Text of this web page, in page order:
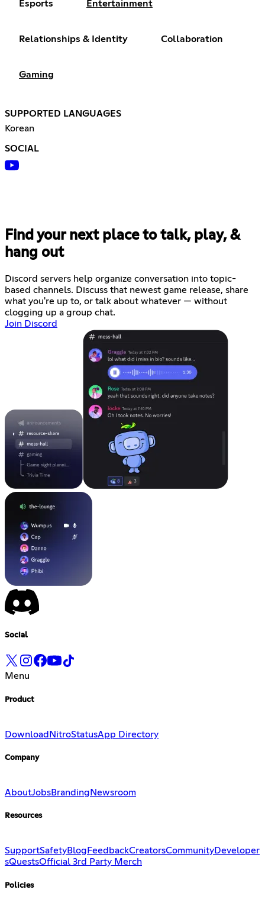
Esports Entertainment
Relationships & Identity Collaboration
Gaming
SUPPORTED LANGUAGES
Korean
SOCIAL
Find your next place to talk, play, &
hang out
Discord servers help organize conversation into topic-
based channels. Discuss that newest game release, share
what you're up to, or talk about whatever — without
clogging up a group chat.
Join Discord
Social
Menu
Product
Download NitroStatusApp Directory
Company
AboutJobsBranding Newsroom
Resources
SupportSafetyBlog FeedbackCreatorsCommunityDeveloper
sQuestsOfficial 3rd Party Merch
Policies